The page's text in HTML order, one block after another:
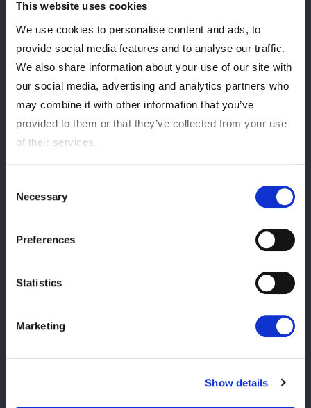
This website uses cookies
We use cookies to personalise content and ads, to
provide social media features and to analyse our traffic.
We also share information about your use of our site with
our social media, advertising and analytics partners who
may combine it with other information that you’ve
provided to them or that they’ve collected from your use
of their services.
Selection
Necessary
Preferences
Statistics
Marketing
Show details
してコーナーに追い込む。コーナーに乗せるとボジラ
が突進。ＡＺＭが頭を蹴り背後からミサイルキック。ＡＺＭはコ
ーナーに上がるが、ボジラが落とす。エプロンでボジラはＡＺＭ
をキャッチしてパイルの構え。ＡＺＭが延髄斬りからコルバタで
場外へ。ＡＺＭはエプロンを走って蹴りに行く。ボジラが止めて
エプロンへパワーボム。両者場外でダウン状態。17カウントで
生還し、ＡＺＭがヒザを着いた状態でエルボー連打、ボジラが突
がヘッドバット。ＡＺＭの突進を止めてボジラが叩きつける。ボ
ジラはＡＺＭに串刺しボディーアタック。コーナーに乗せてセカ
ンドでエルボー連打。ＡＺＭもやり返してコーナー上で腕を取り
変型卍固め。宙吊りにするとマリンスパイク投下。ＡＺＭは首を
し、ボジラが肩を上げる。すぐにＡＺＭがワキ固めから腕十字。
ボジラが反転しようとするとＡＺＭは三角絞めへ。ボジラがリフ
トアップしパワーボムもＡＺＭは離さないで締め続ける。ボジラ
が再度持ち上げてパワーボム。ボジラの突進にＡＺＭが蹴り、ハ
すぐにラリアット。両者ダウン状態。両者立ち上がり「なめん